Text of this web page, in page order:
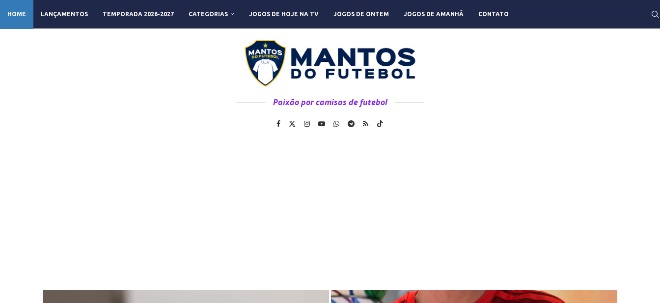
HOME LANÇAMENTOS TEMPORADA 2026-2027 CATEGORIAS JOGOS DE HOJE NA TV JOGOS DE ONTEM JOGOS DE AMANHÃ CONTATO
Paixão por camisas de futebol